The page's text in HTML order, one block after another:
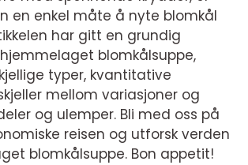
en enkel måte å nyte blomkål
har gitt en grundig
blomkålsuppe,
typer, kvantitative
mellom variasjoner og
og ulemper. Bli med oss på
reisen og utforsk verden
blomkålsuppe. Bon appetit!